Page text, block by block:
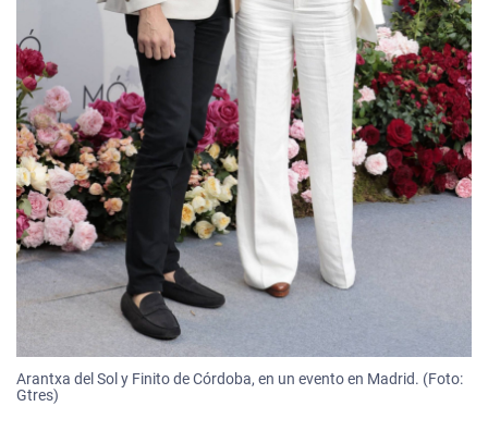
Arantxa del Sol y Finito de Córdoba, en un evento en Madrid. (Foto:
Gtres)